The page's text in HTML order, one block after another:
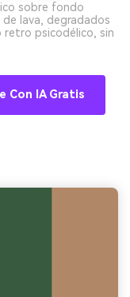
sobre fondo
lava, degradados
psicodélico, sin
Con IA Gratis